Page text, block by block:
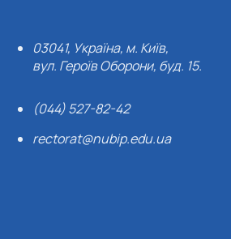
03041, Україна, м. Київ,
вул. Героїв Оборони, буд. 15.
(044) 527-82-42
rectorat@nubip.edu.ua